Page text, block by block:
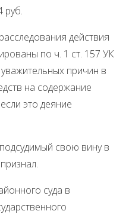
руб.
действия
по ч. 1 ст. 157 УК
причин в
на содержание
это деяние
свою вину в
суда в